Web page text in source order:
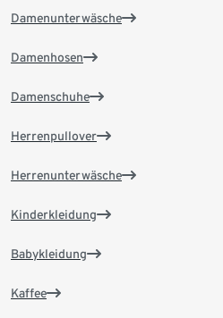
Damenunterwäsche
Damenhosen
Damenschuhe
Herrenpullover
Herrenunterwäsche
Kinderkleidung
Babykleidung
Kaffee